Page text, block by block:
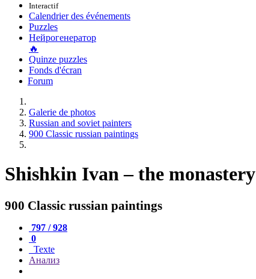
Interactif
Calendrier des événements
Puzzles
Нейрогенератор
🔥
Quinze puzzles
Fonds d'écran
Forum
Galerie de photos
Russian and soviet painters
900 Classic russian paintings
Shishkin Ivan – the monastery
900 Classic russian paintings
797 / 928
0
Texte
Анализ